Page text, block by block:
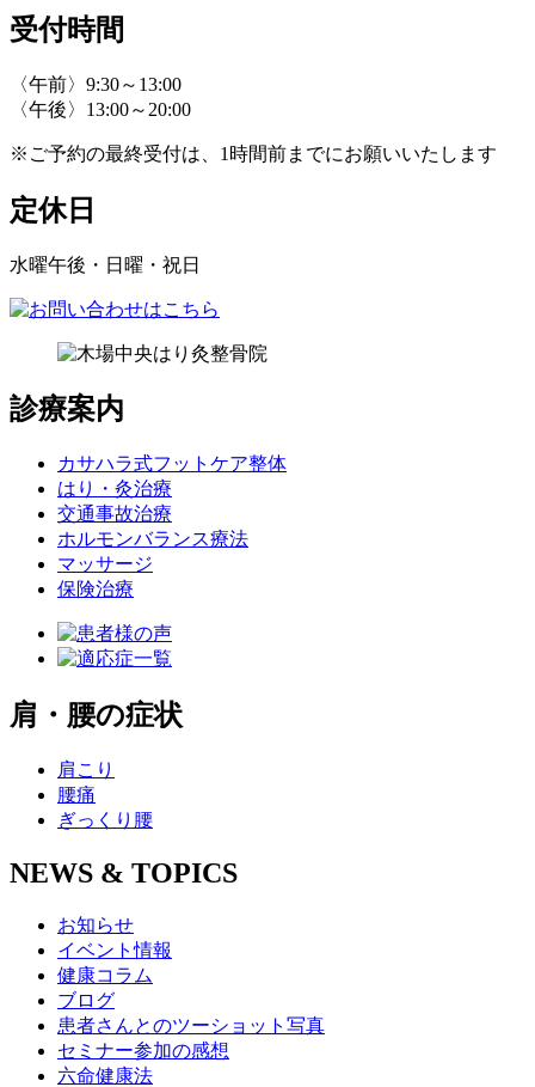
受付時間
〈午前〉9:30～13:00
〈午後〉13:00～20:00
※ご予約の最終受付は、1時間前までにお願いいたします
定休日
水曜午後・日曜・祝日
診療案内
カサハラ式フットケア整体
はり・灸治療
交通事故治療
ホルモンバランス療法
マッサージ
保険治療
肩・腰の症状
肩こり
腰痛
ぎっくり腰
NEWS & TOPICS
お知らせ
イベント情報
健康コラム
ブログ
患者さんとのツーショット写真
セミナー参加の感想
六命健康法